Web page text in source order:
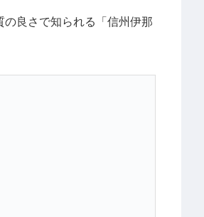
良さで知られる「信州伊那